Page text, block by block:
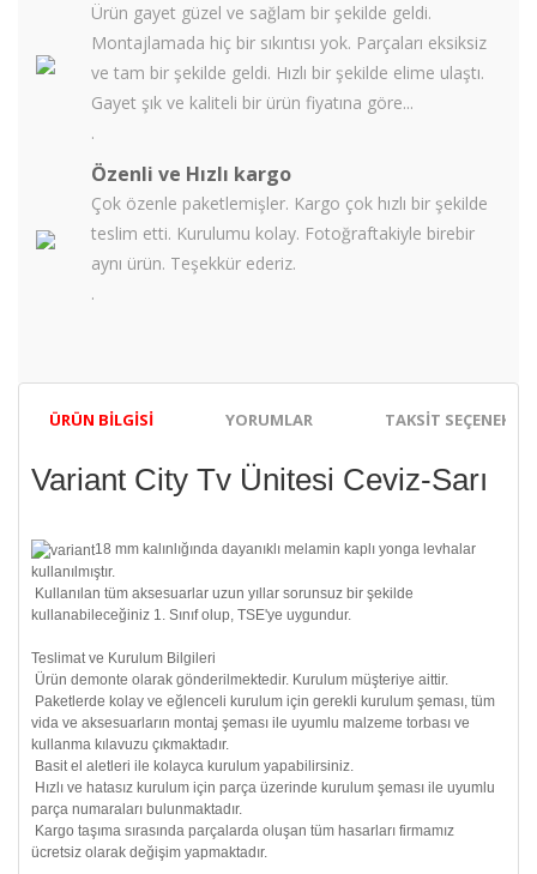
Ürün gayet güzel ve sağlam bir şekilde geldi.
Montajlamada hiç bir sıkıntısı yok. Parçaları eksiksiz
ve tam bir şekilde geldi. Hızlı bir şekilde elime ulaştı.
Gayet şık ve kaliteli bir ürün fiyatına göre...
.
Özenli ve Hızlı kargo
Çok özenle paketlemişler. Kargo çok hızlı bir şekilde
teslim etti. Kurulumu kolay. Fotoğraftakiyle birebir
aynı ürün. Teşekkür ederiz.
.
ÜRÜN BILGISI YORUMLAR TAKSIT
Variant City Tv Ünitesi Ceviz-Sarı
18 mm kalınlığında dayanıklı melamin kaplı yonga levhalar
kullanılmıştır.
Kullanılan tüm aksesuarlar uzun yıllar sorunsuz bir şekilde
kullanabileceğiniz 1. Sınıf olup, TSE'ye uygundur.
Teslimat ve Kurulum Bilgileri
Ürün demonte olarak gönderilmektedir. Kurulum müşteriye aittir.
Paketlerde kolay ve eğlenceli kurulum için gerekli kurulum şeması, tüm
vida ve aksesuarların montaj şeması ile uyumlu malzeme torbası ve
kullanma kılavuzu çıkmaktadır.
Basit el aletleri ile kolayca kurulum yapabilirsiniz.
Hızlı ve hatasız kurulum için parça üzerinde kurulum şeması ile uyumlu
parça numaraları bulunmaktadır.
Kargo taşıma sırasında parçalarda oluşan tüm hasarları firmamız
ücretsiz olarak değişim yapmaktadır.